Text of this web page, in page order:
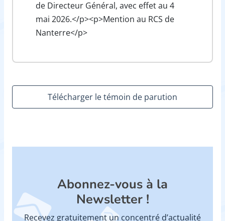
de Directeur Général, avec effet au 4
mai 2026.</p><p>Mention au RCS de
Nanterre</p>
Télécharger le témoin de parution
Abonnez-vous à la
Newsletter !
Recevez gratuitement un concentré d’actualité